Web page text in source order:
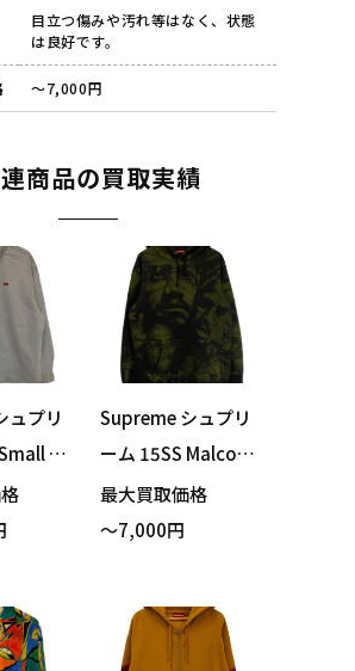
目立つ傷みや汚れ等はなく、状態
は良好です。
～7,000円
商品の買取実績
ュプリ
B
Deni
ツ Lサ
Supreme シュプリ
ーム 15SS Malcolm
X Hooded Sweats
hirt パーカー グリ
最大買取価格
～7,000円